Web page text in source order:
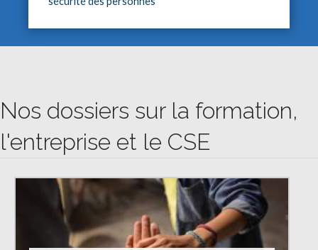
Nos dossiers sur la formation,
l'entreprise et le CSE